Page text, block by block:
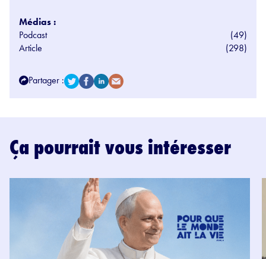
Médias :
Podcast
(49)
Article
(298)
Partager :
Ça pourrait vous intéresser